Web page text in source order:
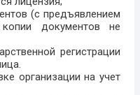
(с предъявлением
документов не
регистрации
организации на учет